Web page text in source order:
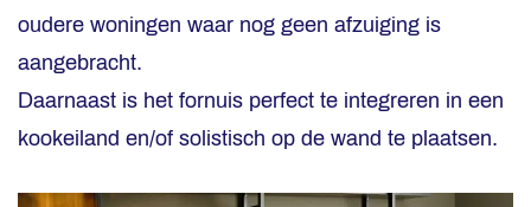
oudere woningen waar nog geen afzuiging is
aangebracht.
Daarnaast is het fornuis perfect te integreren in een
kookeiland en/of solistisch op de wand te plaatsen.